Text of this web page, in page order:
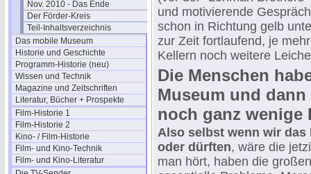
Nov. 2010 - Das Ende
Der Förder-Kreis
Teil-Inhaltsverzeichnis
Das mobile Museum
Historie und Geschichte
Programm-Historie (neu)
Wissen und Technik
Magazine und Zeitschriften
Literatur, Bücher + Prospekte
Film-Historie 1
Film-Historie 2
Kino- / Film-Historie
Film- und Kino-Technik
Film- und Kino-Literatur
und motivierende
schon in Richtung gelb
zur Zeit fortlaufend, je
Kellern noch weitere
Die Menschen
Museum und
noch ganz wenige
Also selbst wenn wir
oder dürften, wäre die
man hört, haben die